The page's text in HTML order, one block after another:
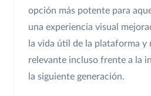
opción más potente para
una experiencia visual
la vida útil de la plataforma y
relevante incluso frente a la
la siguiente generación.